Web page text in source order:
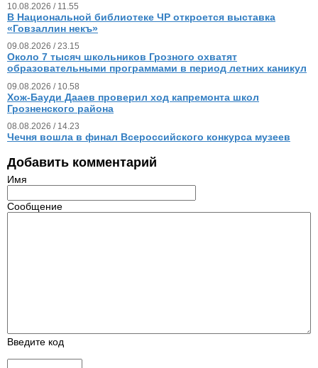
10.08.2026 / 11.55
В Национальной библиотеке ЧР откроется выставка
«Говзаллин некъ»
09.08.2026 / 23.15
Около 7 тысяч школьников Грозного охватят
образовательными программами в период летних каникул
09.08.2026 / 10.58
Хож-Бауди Дааев проверил ход капремонта школ
Грозненского района
08.08.2026 / 14.23
Чечня вошла в финал Всероссийского конкурса музеев
Добавить комментарий
Имя
Сообщение
Введите код